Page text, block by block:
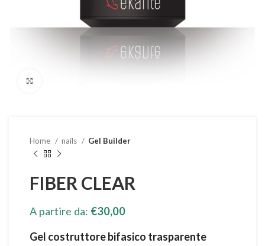
Home nails Gel Builder
FIBER CLEAR
A partire da: €30,00
Gel costruttore bifasico trasparente